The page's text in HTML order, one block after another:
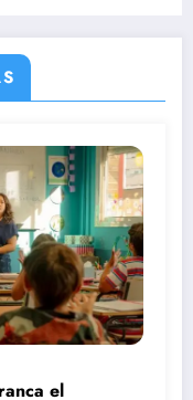
el